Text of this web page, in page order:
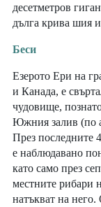
десетметров
дълга крива шия
Беси
Езерото Ери на
и Канада, е
чудовище,
Южния залив (по
През последните
е наблюдавано
като само през
местните рибари
натъкват на